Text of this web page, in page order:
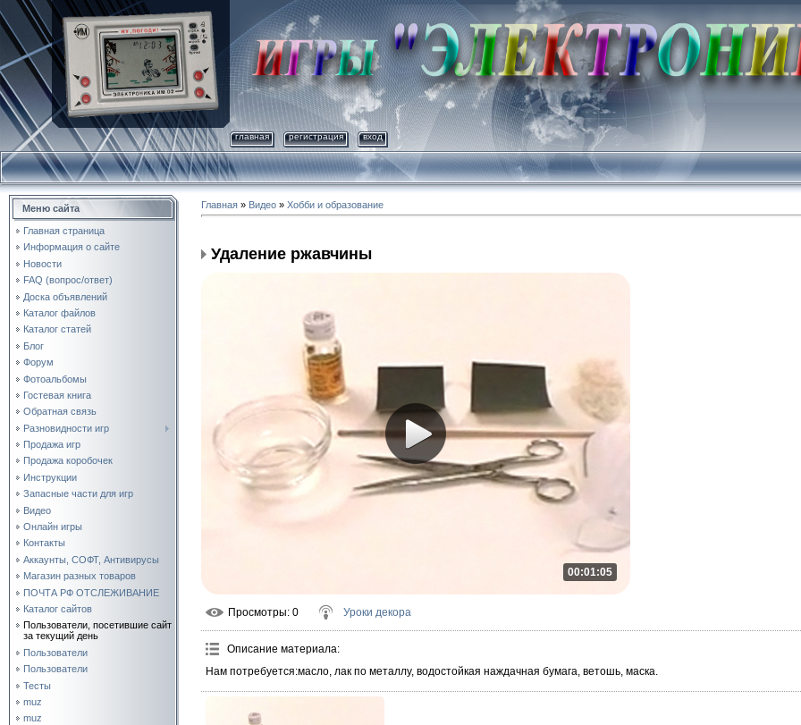
главная регистрация вход
Меню сайта
Главная страница
Информация о сайте
Новости
FAQ (вопрос/ответ)
Доска объявлений
Каталог файлов
Каталог статей
Блог
Форум
Фотоальбомы
Гостевая книга
Обратная связь
Разновидности игр
Продажа игр
Продажа коробочек
Инструкции
Запасные части для игр
Видео
Онлайн игры
Контакты
Аккаунты, СОФТ, Антивирусы
Магазин разных товаров
ПОЧТА РФ ОТСЛЕЖИВАНИЕ
Каталог сайтов
Пользователи, посетившие сайт
за текущий день
Пользователи
Пользователи
Тесты
muz
muz
Главная » Видео » Хобби и образование
Удаление ржавчины
00:01:05
Просмотры: 0 Уроки декора
Описание материала:
Нам потребуется:масло, лак по металлу, водостойкая наждачная бумага, ветошь, маска.